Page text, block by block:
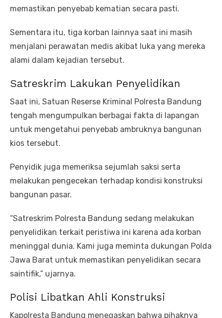
memastikan penyebab kematian secara pasti.
Sementara itu, tiga korban lainnya saat ini masih
menjalani perawatan medis akibat luka yang mereka
alami dalam kejadian tersebut.
Satreskrim Lakukan Penyelidikan
Saat ini, Satuan Reserse Kriminal Polresta Bandung
tengah mengumpulkan berbagai fakta di lapangan
untuk mengetahui penyebab ambruknya bangunan
kios tersebut.
Penyidik juga memeriksa sejumlah saksi serta
melakukan pengecekan terhadap kondisi konstruksi
bangunan pasar.
“Satreskrim Polresta Bandung sedang melakukan
penyelidikan terkait peristiwa ini karena ada korban
meninggal dunia. Kami juga meminta dukungan Polda
Jawa Barat untuk memastikan penyelidikan secara
saintifik,” ujarnya.
Polisi Libatkan Ahli Konstruksi
Kapolresta Bandung menegaskan bahwa pihaknya